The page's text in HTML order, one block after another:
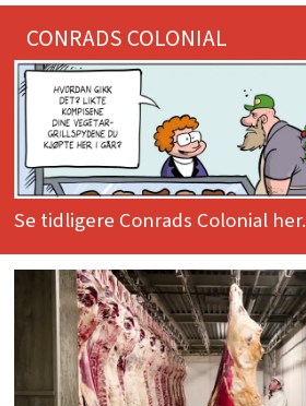
CONRADS COLONIAL
Se tidligere Conrads Colonial her.